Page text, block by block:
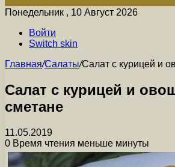
Понедельник , 10 Август 2026
Войти
Switch skin
Главная/Салаты/Салат с курицей и
Салат с курицей и
сметане
11.05.2019
0 Время чтения меньше минуты